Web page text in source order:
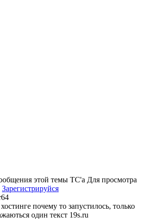
этой темы ТС'а Для просмотра
Зарегистрируйся
почему то запустилось, только
один текст 19s.ru